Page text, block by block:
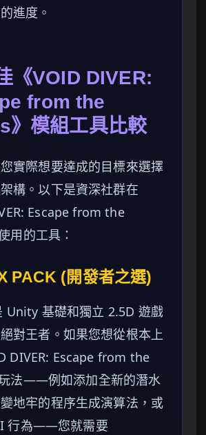
進度。
《VOID DIVER:
from the
》模組工具比較
實際想要達成的目標來選擇
構。以下是資深社群在
Escape from the
用的工具：
PACK (開發者之選)
Unity 基礎和獨立 2.5D 遊戲
對王者。如果您想從根本上
DIVER: Escape from the
法——例如添加全新的潛水
地牢的程序生成演算法，或
行為——您就需要